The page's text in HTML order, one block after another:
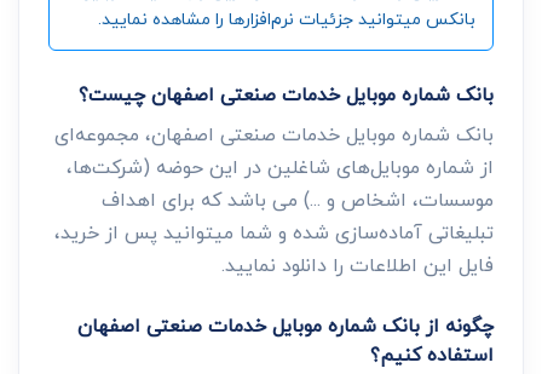
بانکس میتوانید جزئیات نرم‌افزارها را مشاهده نمایید.
بانک شماره موبایل خدمات صنعتی اصفهان چیست؟
بانک شماره موبایل خدمات صنعتی اصفهان، مجموعه‌ای
از شماره موبایل‌های شاغلین در این حوضه (شرکت‌ها،
موسسات، اشخاص و ...) می باشد که برای اهداف
تبلیغاتی آماده‌سازی شده و شما میتوانید پس از خرید،
فایل این اطلاعات را دانلود نمایید.
چگونه از بانک شماره موبایل خدمات صنعتی اصفهان
استفاده کنیم؟